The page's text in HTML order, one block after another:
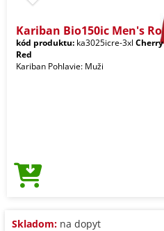
Kariban Bio150ic Men's Ro
kód produktu: ka3025icre-3xl Cherry
Red
Kariban Pohlavie: Muži
Skladom: na dopyt